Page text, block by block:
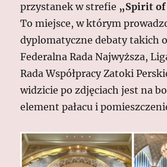
przystanek w strefie „Spirit of
To miejsce, w którym
dyplomatyczne debaty takich
Federalna Rada Najwyższa,
Rada Współpracy Zatoki
widzicie po zdjęciach jest na
element pałacu i